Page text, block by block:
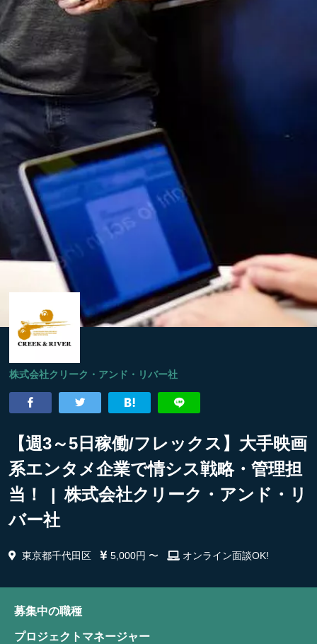
株式会社クリーク・アンド・リバー社
【週3～5日稼働/フレックス】大手映画
系エンタメ企業で情シス戦略・管理担
当！ | 株式会社クリーク・アンド・リ
バー社
東京都千代田区 5,000円 〜 オンライン面談OK!
募集中の職種
プロジェクトマネージャー